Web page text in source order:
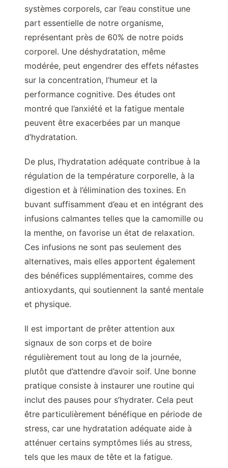
systèmes corporels, car l’eau constitue une
part essentielle de notre organisme,
représentant près de 60% de notre poids
corporel. Une déshydratation, même
modérée, peut engendrer des effets néfastes
sur la concentration, l’humeur et la
performance cognitive. Des études ont
montré que l’anxiété et la fatigue mentale
peuvent être exacerbées par un manque
d’hydratation.
De plus, l’hydratation adéquate contribue à la
régulation de la température corporelle, à la
digestion et à l’élimination des toxines. En
buvant suffisamment d’eau et en intégrant des
infusions calmantes telles que la camomille ou
la menthe, on favorise un état de relaxation.
Ces infusions ne sont pas seulement des
alternatives, mais elles apportent également
des bénéfices supplémentaires, comme des
antioxydants, qui soutiennent la santé mentale
et physique.
Il est important de prêter attention aux
signaux de son corps et de boire
régulièrement tout au long de la journée,
plutôt que d’attendre d’avoir soif. Une bonne
pratique consiste à instaurer une routine qui
inclut des pauses pour s’hydrater. Cela peut
être particulièrement bénéfique en période de
stress, car une hydratation adéquate aide à
atténuer certains symptômes liés au stress,
tels que les maux de tête et la fatigue.